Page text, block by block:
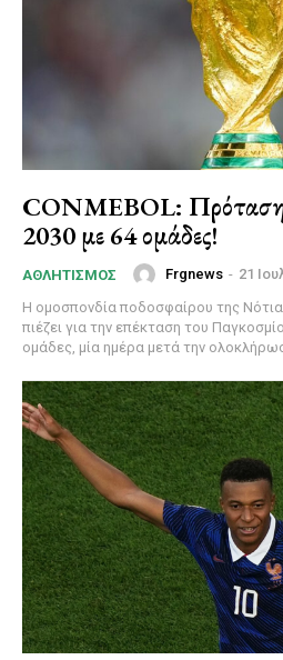
CONMEBOL:
2030 με 64 ομάδες!
ΑΘΛΗΤΙΣΜΌΣ Frgnews - 21
Η ομοσπονδία ποδοσφαίρου της
πιέζει για την επέκταση του
ομάδες, μία ημέρα μετά την